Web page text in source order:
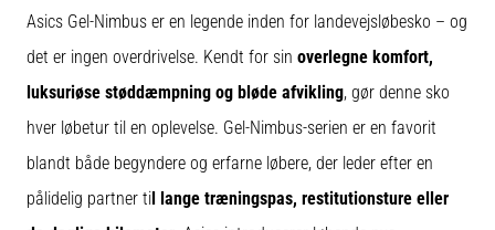
shuttle
run-
hurtighed,
smidighed
retningsskift.
Hvordan
Asics Gel-Nimbus er en legende inden for landevejsløbesko – og
det er ingen overdrivelse. Kendt for sin overlegne komfort,
luksuriøse støddæmpning og bløde afvikling, gør denne sko
hver løbetur til en oplevelse. Gel-Nimbus-serien er en favorit
blandt både begyndere og erfarne løbere, der leder efter en
pålidelig partner til lange træningspas, restitutionsture eller